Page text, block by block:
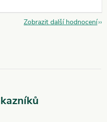
Zobrazit další hodnocení